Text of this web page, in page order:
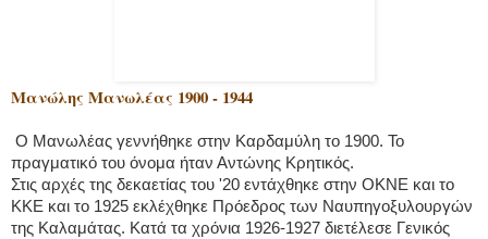
Μανώλης Μανωλέας 1900 - 1944
Ο Μανωλέας γεννήθηκε στην Καρδαμύλη το 1900. Το
πραγματικό του όνομα ήταν Αντώνης Κρητικός.
Στις αρχές της δεκαετίας του '20 εντάχθηκε στην ΟΚΝΕ και το
ΚΚΕ και το 1925 εκλέχθηκε Πρόεδρος των Ναυπηγοξυλουργών
της Καλαμάτας. Κατά τα χρόνια 1926-1927 διετέλεσε Γενικός